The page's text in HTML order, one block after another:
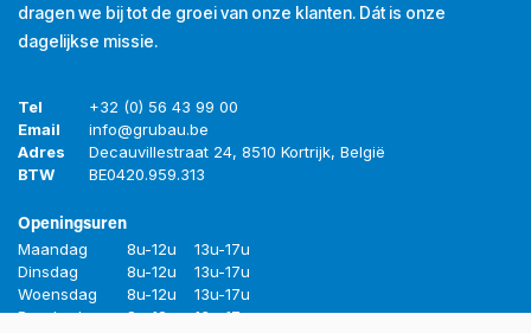
dragen we bij tot de groei van onze klanten. Dát is onze
dagelijkse missie.
Tel
+32 (0) 56 43 99 00
Email
info@grubau.be
Adres
Decauvillestraat 24, 8510 Kortrijk, België
BTW
BE0420.959.313
Openingsuren
Maandag 8u-12u
13u-17u
Dinsdag
8u-12u
13u-17u
Woensdag
8u-12u
13u-17u
Donderdag
8u-12u
13u-17u